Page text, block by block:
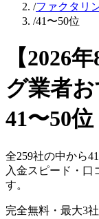
/ファクタリ
/41〜50位
【2026年
グ業者
41〜50位
全259社の中から41
入金スピード・口
す。
完全無料・最大3